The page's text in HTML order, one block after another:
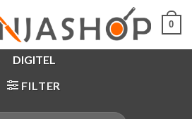
0
DIGITEL
FILTER